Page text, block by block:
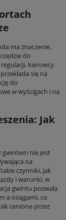
ma znaczenie,
do
kierowcy
się na
do
w wyścigach i na
Jak
gwintem nie jest
na
czynniki, jak
i warunki, w
gwintu pozwala
a osiągami, co
cenione przez